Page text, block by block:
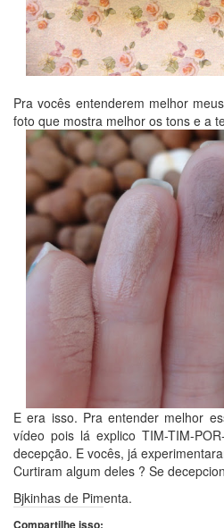
Pra vocês entenderem melhor
foto que mostra melhor os tons e a
E era isso. Pra entender melhor
vídeo pois lá explico TIM-TIM-
decepção. E vocês, já
Curtiram algum deles ? Se
Bjkinhas de Pimenta.
Compartilhe isso: